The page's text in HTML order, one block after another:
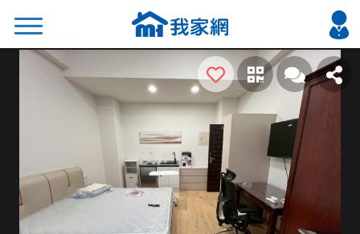
搜尋
熱門關鍵字
2026 台北降價好屋限量釋出
2026 新北降價好屋限量釋出
2026 台中降價好屋限量釋出
2026 台南降價好屋限量釋出